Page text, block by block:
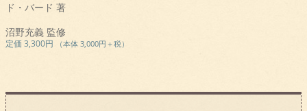
ド・バード 著
沼野充義 監修
定価 3,300円 （本体 3,000円＋税）